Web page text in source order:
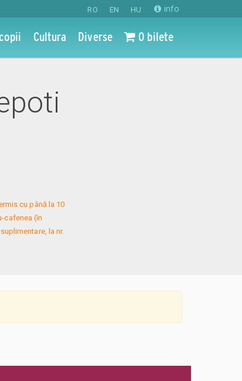
RO EN HU info
Cultura Diverse 0 bilete
cu până la 10
cafenea (în
la nr.